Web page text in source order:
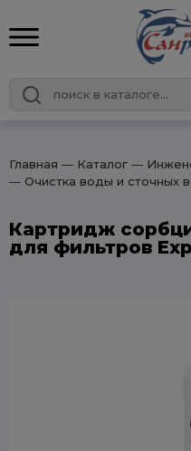
Главная ― Каталог ―
― Очистка воды и сточных
Картридж
для фильтров